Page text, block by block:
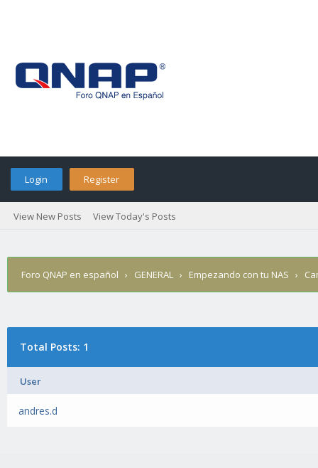
Login Register
View New Posts View Today's Posts
Foro QNAP en español › GENERAL › Empezando con tu NAS ›
Total Posts: 1
User
andres.d